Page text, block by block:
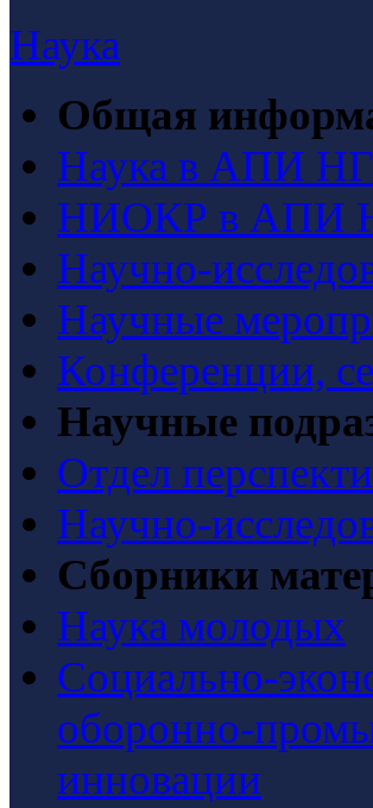
Наука
Общая
Наука в АПИ
НИОКР в АПИ
Научно-
Научные
Конференции,
Научные
Отдел
Научно-
Сборники
Наука молодых
Социально-
оборонно-
инновации